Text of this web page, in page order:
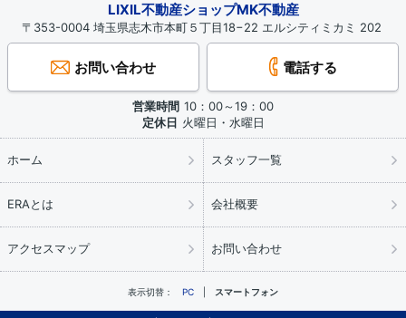
LIXIL不動産ショップMK不動産
〒353-0004 埼玉県志木市本町５丁目18−22 エルシティミカミ 202
お問い合わせ 電話する
営業時間 10：00～19：00
定休日 火曜日・水曜日
ホーム スタッフ一覧
ERAとは 会社概要
アクセスマップ お問い合わせ
表示切替： PC スマートフォン